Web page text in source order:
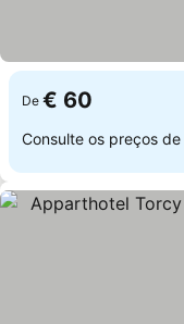
De € 60
Consulte os preços de